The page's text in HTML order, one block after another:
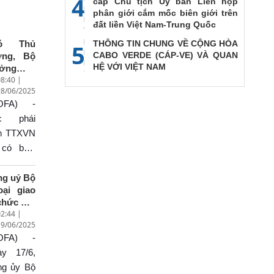
Thủ
Bộ
giao
Thanh
trả lời
vấn
quả
tác tại
của
tướng
phủ
Minh
|
06/2025
-
phái
TTXVN
buổi
Thủ
Bộ
giao
Thanh
về kết
chuyến
uỷ Bộ
giao
Hội
Ban
hành
bộ
thứ ba
kỳ
|
06/2025
-
17/6,
ủy Bộ
4
phân giới cắm mốc biên giới trên
đất liền Việt Nam-Trung Quốc
5
THÔNG TIN CHUNG VỀ CỘNG HÒA
CABO VERDE (CÁP-VE) VÀ QUAN
HỆ VỚI VIỆT NAM